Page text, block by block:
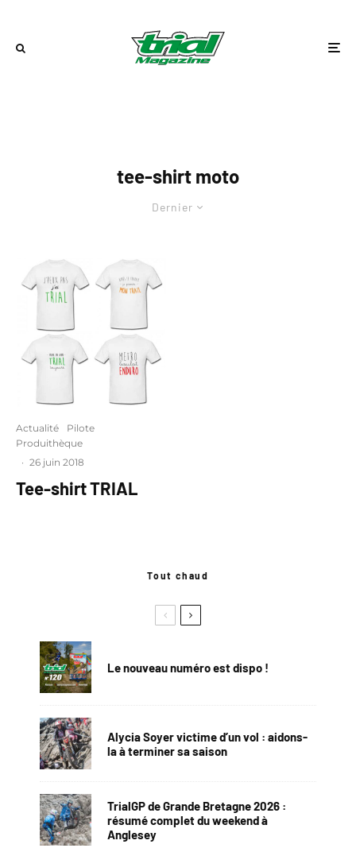
tee-shirt moto
Dernier
Actualité
Pilote
Produithèque
· 26 juin 2018
Tee-shirt TRIAL
Tout chaud
Le nouveau numéro est dispo !
Alycia Soyer victime d’un vol : aidons-
la à terminer sa saison
TrialGP de Grande Bretagne 2026 :
résumé complet du weekend à
Anglesey